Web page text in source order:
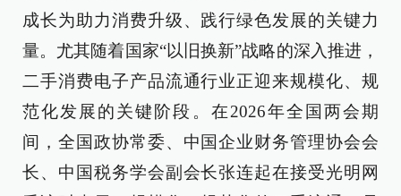
成长为助力消费升级、践行绿色发展的关键力
量。尤其随着国家“以旧换新”战略的深入推进，
二手消费电子产品流通行业正迎来规模化、规
范化发展的关键阶段。在2026年全国两会期
间，全国政协常委、中国企业财务管理协会会
长、中国税务学会副会长张连起在接受光明网